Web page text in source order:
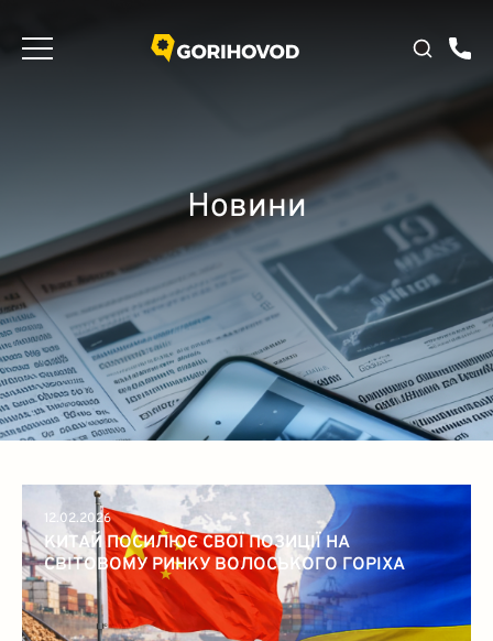
Новини
12.02.2026
КИТАЙ ПОСИЛЮЄ СВОЇ ПОЗИЦІЇ НА
СВІТОВОМУ РИНКУ ВОЛОСЬКОГО ГОРІХА